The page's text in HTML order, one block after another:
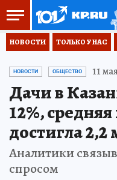
НОВОСТИ ТОЛЬКО У НАС
НОВОСТИ ОБЩЕСТВО 11
Дачи в
12%,
достигла
Аналитики
спросом